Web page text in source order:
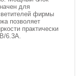
для
фирмы
позволяет
практически
6.3A.